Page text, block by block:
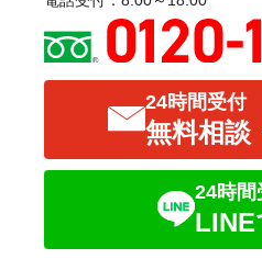
24時間受付
無料相談
24時間
LINE